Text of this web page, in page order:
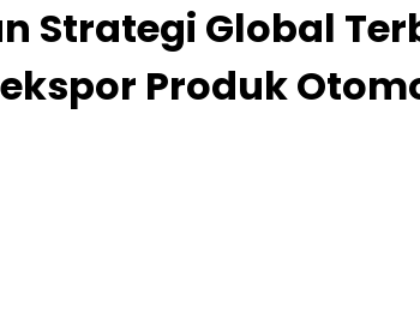
Strategi Global
Produk